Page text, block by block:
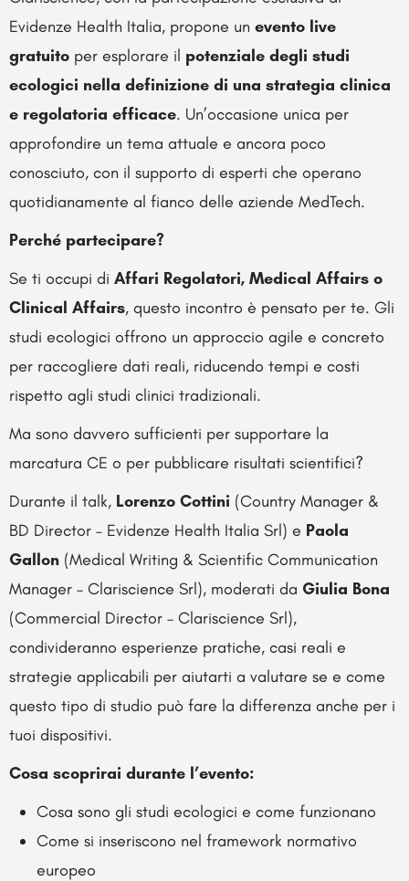
Evidenze Health Italia, propone un evento live
gratuito per esplorare il potenziale degli studi
ecologici nella definizione di una strategia clinica
e regolatoria efficace. Un’occasione unica per
approfondire un tema attuale e ancora poco
conosciuto, con il supporto di esperti che operano
quotidianamente al fianco delle aziende MedTech.
Perché partecipare?
Se ti occupi di Affari Regolatori, Medical Affairs o
Clinical Affairs, questo incontro è pensato per te. Gli
studi ecologici offrono un approccio agile e concreto
per raccogliere dati reali, riducendo tempi e costi
rispetto agli studi clinici tradizionali.
Ma sono davvero sufficienti per supportare la
marcatura CE o per pubblicare risultati scientifici?
Durante il talk, Lorenzo Cottini (Country Manager &
BD Director – Evidenze Health Italia Srl) e Paola
Gallon (Medical Writing & Scientific Communication
Manager – Clariscience Srl), moderati da Giulia Bona
(Commercial Director – Clariscience Srl),
condivideranno esperienze pratiche, casi reali e
strategie applicabili per aiutarti a valutare se e come
questo tipo di studio può fare la differenza anche per i
tuoi dispositivi.
Cosa scoprirai durante l’evento:
Cosa sono gli studi ecologici e come funzionano
Come si inseriscono nel framework normativo
europeo